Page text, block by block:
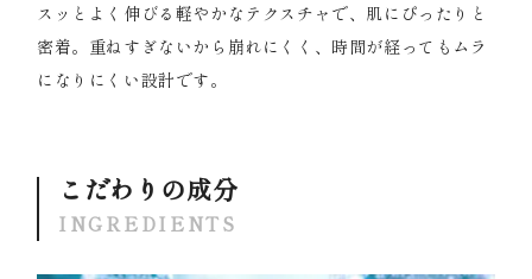
スッとよく伸びる軽やかなテクスチャで、肌にぴったりと
密着。重ねすぎないから崩れにくく、時間が経ってもムラ
になりにくい設計です。
こだわりの成分
INGREDIENTS